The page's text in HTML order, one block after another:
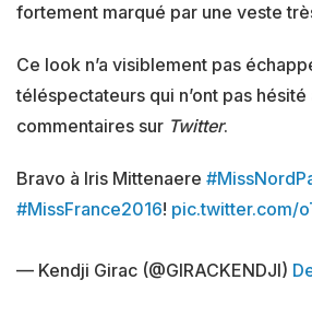
fortement marqué par une veste
Ce look n’a visiblement pas
téléspectateurs qui n’ont pas
commentaires sur Twitter.
Bravo à Iris Mittenaere
#MissFrance2016! pic.twitter.com/
— Kendji Girac (@GIRACKENDJI)